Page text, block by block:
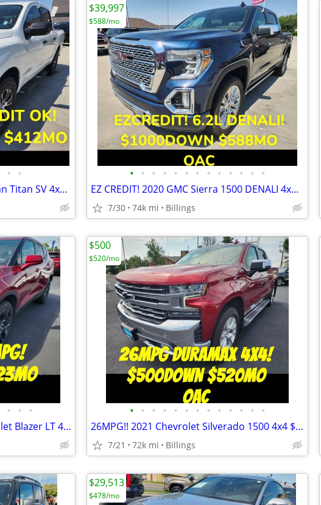
• •
BAD/NO CREDIT OK! 2022 Nissan Titan SV 4x4 $1000Down $412mo OAC
• • • • • • • • • • • • •
EZ CREDIT! 2020 GMC Sierra 1500 DENALI 4x4 $1000Down $588mo OAC
7/30 74k mi Billings
$39,997
$588/mo
• • •
NICE SUV! 27MPG! 2021 Chevrolet Blazer LT 4WD $500Down $323mo OAC
• • • • • • • • • • • • •
26MPG!! 2021 Chevrolet Silverado 1500 4x4 $500Down $520mo OAC
7/21 72k mi Billings
$500
$520/mo
$29,513
$478/mo